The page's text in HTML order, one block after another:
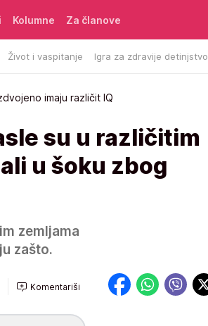
Život i vaspitanje Igra za zdravije detinjstvo
Kolumne Za članove
imaju različit IQ
su u različitim
u šoku zbog
zemljama
zašto.
Komentariši